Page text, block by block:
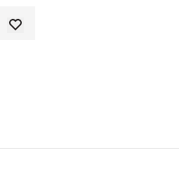
dodaj do listy życzeń